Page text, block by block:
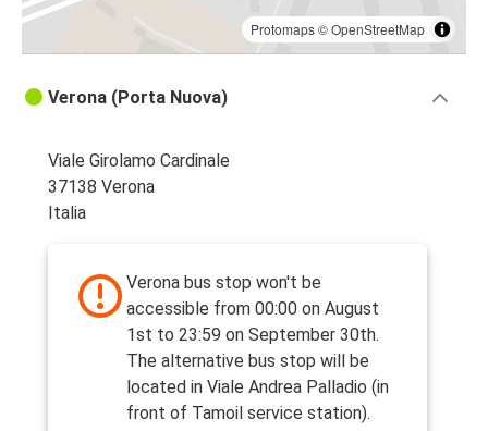
Protomaps©OpenStreetMap
Verona (Porta Nuova)
Viale Girolamo Cardinale
37138 Verona
Italia
Verona bus stop won't be
accessible from 00:00 on August
1st to 23:59 on September 30th.
The alternative bus stop will be
located in Viale Andrea Palladio (in
front of Tamoil service station).